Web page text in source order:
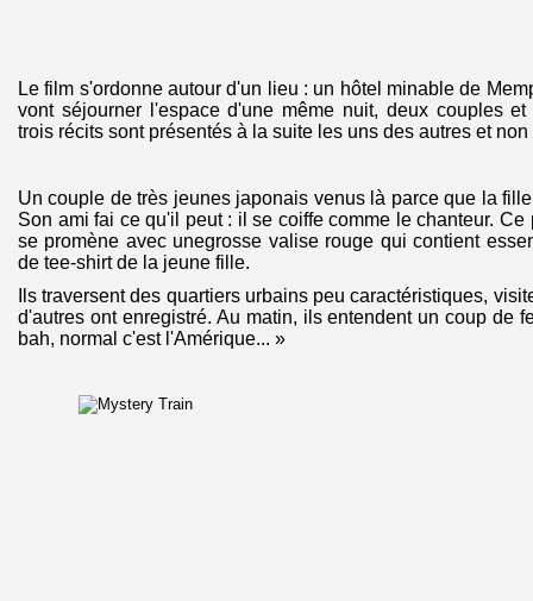
Le film s'ordonne autour d'un lieu : un hôtel minable de
vont séjourner l'espace d'une même nuit, deux couples
trois récits sont présentés à la suite les uns des autres et
Un couple de très jeunes japonais venus là parce que la
Son ami fai ce qu'il peut : il se coiffe comme le chanteur. Ce
se promène avec unegrosse valise rouge qui contient
de tee-shirt de la jeune fille.
Ils traversent des quartiers urbains peu caractéristiques,
d'autres ont enregistré. Au matin, ils entendent un coup de
bah, normal c'est l'Amérique... »